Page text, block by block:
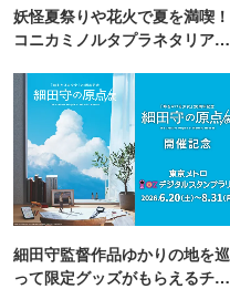
妖怪夏祭りや花火で夏を満喫！
コニカミノルタプラネタリア
細田守監督作品ゆかりの地を巡
って限定グッズがもらえるチャ